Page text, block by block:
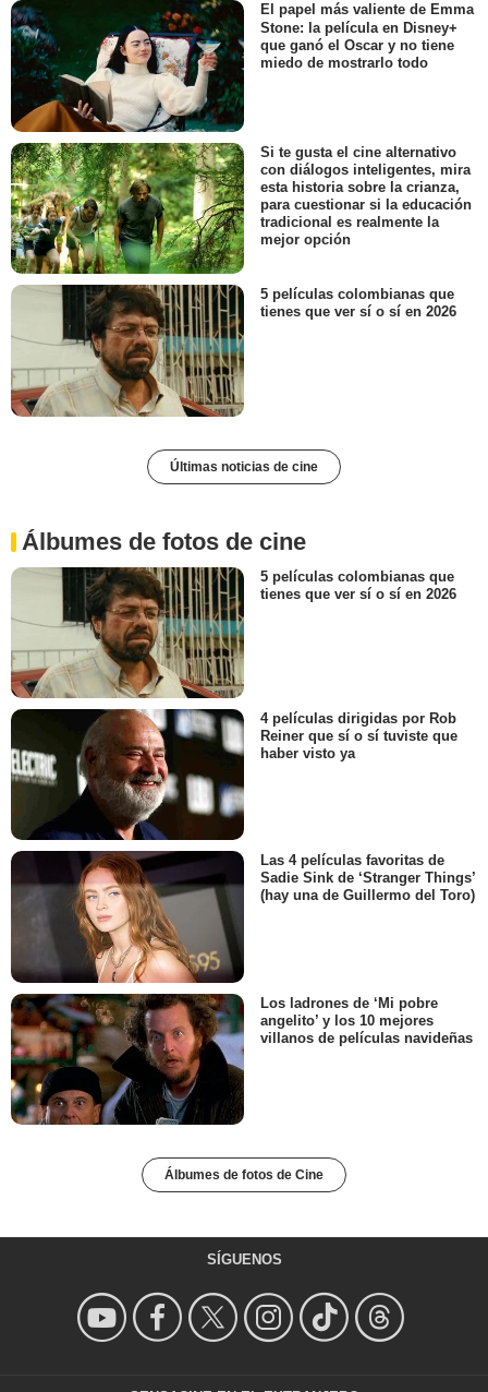
El papel más valiente de Emma
Stone: la película en Disney+
que ganó el Oscar y no tiene
miedo de mostrarlo todo
Si te gusta el cine alternativo
con diálogos inteligentes, mira
esta historia sobre la crianza,
para cuestionar si la educación
tradicional es realmente la
mejor opción
5 películas colombianas que
tienes que ver sí o sí en 2026
Últimas noticias de cine
Álbumes de fotos de cine
5 películas colombianas que
tienes que ver sí o sí en 2026
4 películas dirigidas por Rob
Reiner que sí o sí tuviste que
haber visto ya
Las 4 películas favoritas de
Sadie Sink de ‘Stranger Things’
(hay una de Guillermo del Toro)
Los ladrones de ‘Mi pobre
angelito’ y los 10 mejores
villanos de películas navideñas
Álbumes de fotos de Cine
SÍGUENOS